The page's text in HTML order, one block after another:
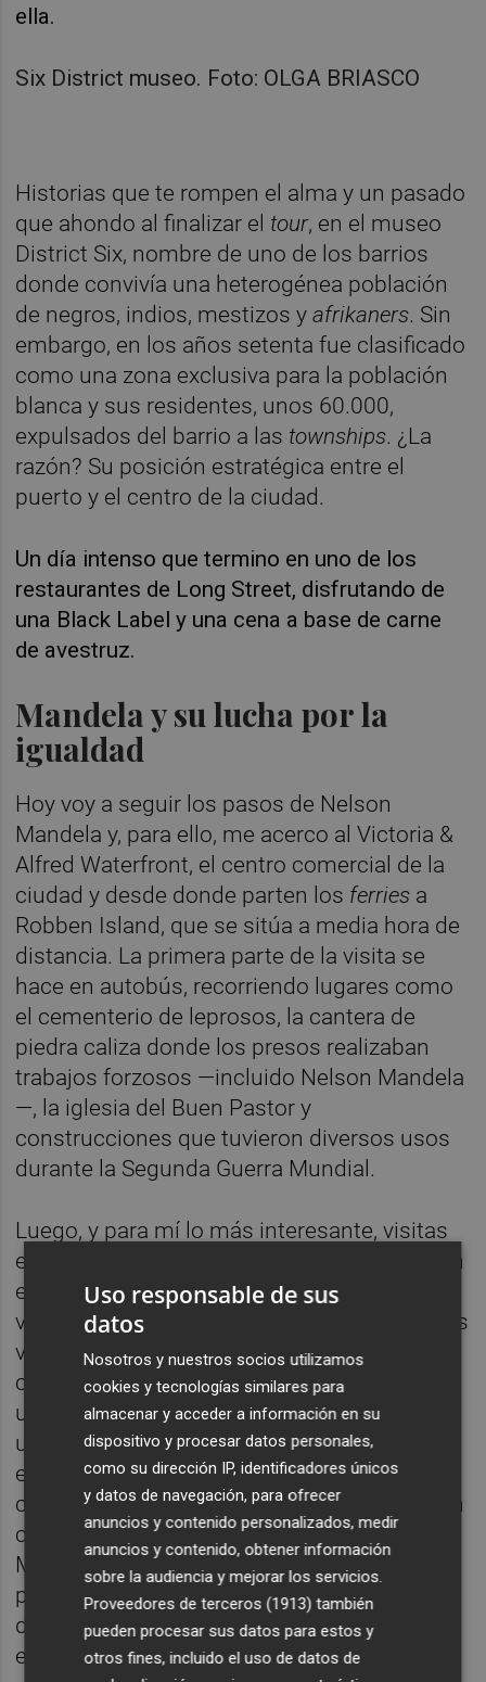
ella.
Six District museo. Foto: OLGA BRIASCO
Historias que te rompen el alma y un pasado
que ahondo al finalizar el tour, en el museo
District Six, nombre de uno de los barrios
donde convivía una heterogénea población
de negros, indios, mestizos yafrikaners. Sin
embargo, en los años setenta fue clasificado
como una zona exclusiva para la población
blanca y sus residentes, unos 60.000,
expulsados del barrio a las townships. ¿La
razón? Su posición estratégica entre el
puerto y el centro de la ciudad.
Un día intenso que termino en uno de los
restaurantes de Long Street, disfrutando de
una Black Label y una cena a base de carne
de avestruz.
Mandela y su lucha por la
igualdad
Hoy voy a seguir los pasos de Nelson
Mandela y, para ello, me acerco al Victoria &
Alfred Waterfront, el centro comercial de la
ciudad y desde donde parten los ferries a
Robben Island, que se sitúa a media hora de
distancia. La primera parte de la visita se
hace en autobús, recorriendo lugares como
el cementerio de leprosos, la cantera de
piedra caliza donde los presos realizaban
trabajos forzosos —incluido Nelson Mandela
—, la iglesia del Buen Pastor y
construcciones que tuvieron diversos usos
durante la Segunda Guerra Mundial.
Luego, y para mí lo más interesante, visitas
el interior de la Maximum Security Prison. En
ella, un expreso político explica sus
vivencias, algunas realmente duras, mientras
visitas las instalaciones, como los
comedores, los baños... y fotografías,
uniformes y grilletes me ayudan a hacerme
una idea de cómo funcionaba la cárcel. Pero
es al llegar a las celdas, cuando te das
cuenta de lo que supuso Robben Island y, en
concreto, al ver la número 466/64, donde
Madiba cumplió parte de su condena: un
pequeño y húmedo espacio, de 2,4 metros
de alto por 2,1 metros de ancho, con una
esterilla en el suelo, una manta, una mesa y
Uso responsable de sus
datos
Nosotros y nuestros socios utilizamos
cookies y tecnologías similares para
almacenar y acceder a información en su
dispositivo y procesar datos personales,
como su dirección IP, identificadores únicos
y datos de navegación, para ofrecer
anuncios y contenido personalizados, medir
anuncios y contenido, obtener información
sobre la audiencia y mejorar los servicios.
Proveedores de terceros (1913) también
pueden procesar sus datos para estos y
otros fines, incluido el uso de datos de